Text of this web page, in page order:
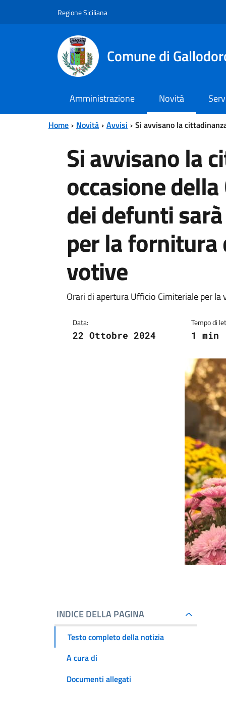
Regione Siciliana
Comune di
Amministrazione Novità
Home Novità Avvisi Si avvisano la
Si avvisano la
occasione
dei defunti
per la fornitura
votive
Orari di apertura Ufficio Cimiteriale per
Data:
22 Ottobre 2024
Tempo di
1 min
INDICE DELLA PAGINA
Testo completo della notizia
A cura di
Documenti allegati